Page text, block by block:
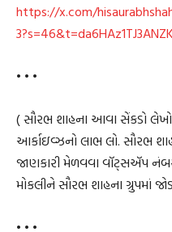
https://x.com/
• • •
( સૌરભ શાહના આવા સેંકડો
આર્કાઇવ્ઝનો લાભ લો. સૌરભ
જાણકારી મેળવવા વૉટ્સઍપ
મોકલીને સૌરભ શાહના ગ્રુપમાં
• • •